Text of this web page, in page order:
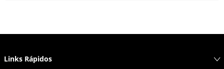
Links Rápidos